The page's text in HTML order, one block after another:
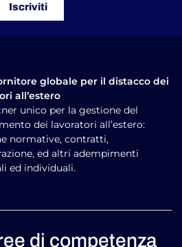
Iscriviti
globale per il distacco dei
all’estero
unico per la gestione del
dei lavoratori all’estero:
normative, contratti,
ed altri adempimenti
ed individuali.
di competenza